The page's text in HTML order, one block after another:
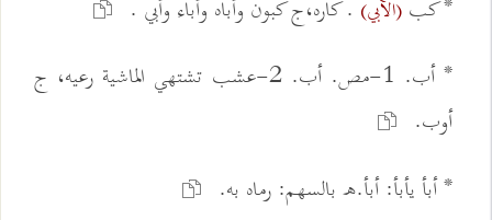
* کب(الآبي) . كاره،ج کبون وأباه وأباء وأبي .
* أب. 1-مص. أب. 2-عشب تشتهي الماشية رعيه، ج
أوب.
* أبأ يأبأ: أبأ.ه بالسهم: رماه به.